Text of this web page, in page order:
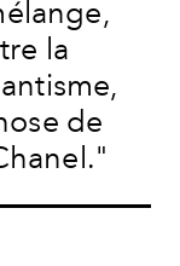
la
de